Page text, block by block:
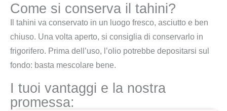
Come si conserva il tahini?
Il tahini va conservato in un luogo fresco, asciutto e ben
chiuso. Una volta aperto, si consiglia di conservarlo in
frigorifero. Prima dell’uso, l’olio potrebbe depositarsi sul
fondo: basta mescolare bene.
I tuoi vantaggi e la nostra
promessa: